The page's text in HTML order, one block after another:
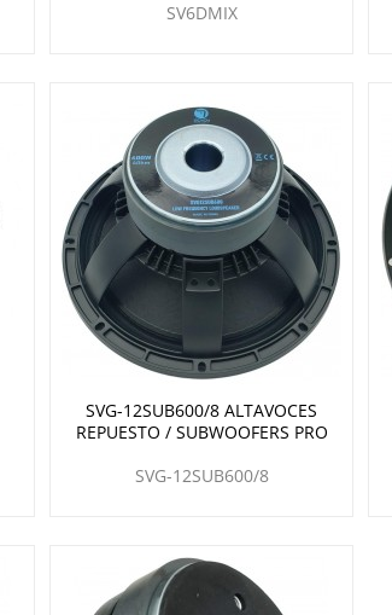
SV6DMIX
SVG-12SUB600/8 ALTAVOCES
REPUESTO / SUBWOOFERS PRO
SVG-12SUB600/8